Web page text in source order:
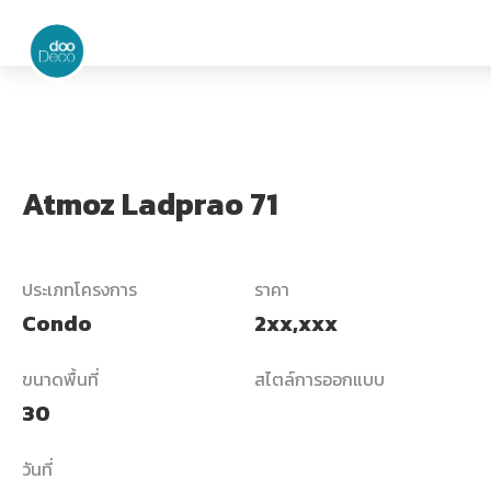
Atmoz Ladprao 71
ประเภทโครงการ
Condo
ราคา
2xx,xxx
ขนาดพื้นที่
30
สไตล์การออกแบบ
วันที่